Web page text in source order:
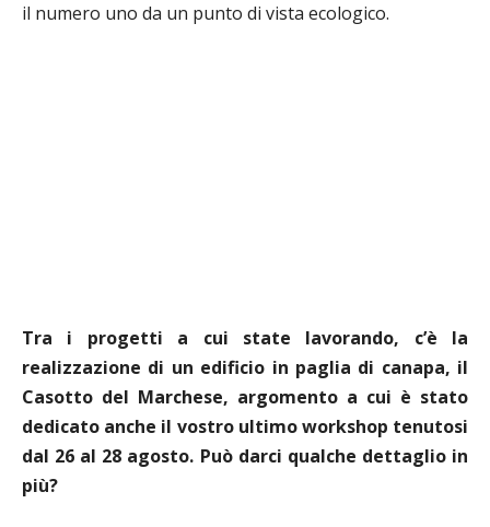
il numero uno da un punto di vista ecologico.
Tra i progetti a cui state lavorando, c’è la
realizzazione di un edificio in paglia di canapa, il
Casotto del Marchese, argomento a cui è stato
dedicato anche il vostro ultimo workshop tenutosi
dal 26 al 28 agosto. Può darci qualche dettaglio in
più?